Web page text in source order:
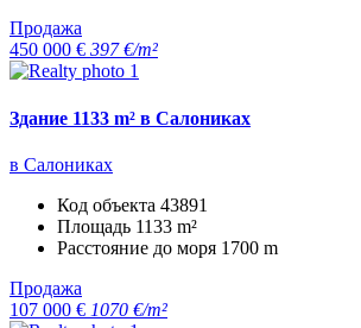
Продажа
450 000 € 397 €/m²
Здание 1133 m² в Салониках
в Салониках
Код объекта 43891
Площадь 1133 m²
Расстояние до моря 1700 m
Продажа
107 000 € 1070 €/m²